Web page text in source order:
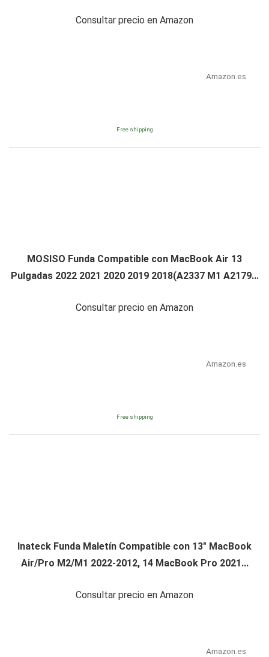
Consultar precio en Amazon
Amazon.es
Free shipping
MOSISO Funda Compatible con MacBook Air 13
Pulgadas 2022 2021 2020 2019 2018(A2337 M1 A2179...
Consultar precio en Amazon
Amazon.es
Free shipping
Inateck Funda Maletín Compatible con 13" MacBook
Air/Pro M2/M1 2022-2012, 14 MacBook Pro 2021...
Consultar precio en Amazon
Amazon.es